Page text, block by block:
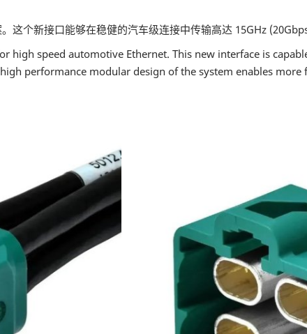
这个新接口能够在稳健的汽车级连接中传输高达 15GHz
high speed automotive Ethernet. This new interface is
performance modular design of the system enables